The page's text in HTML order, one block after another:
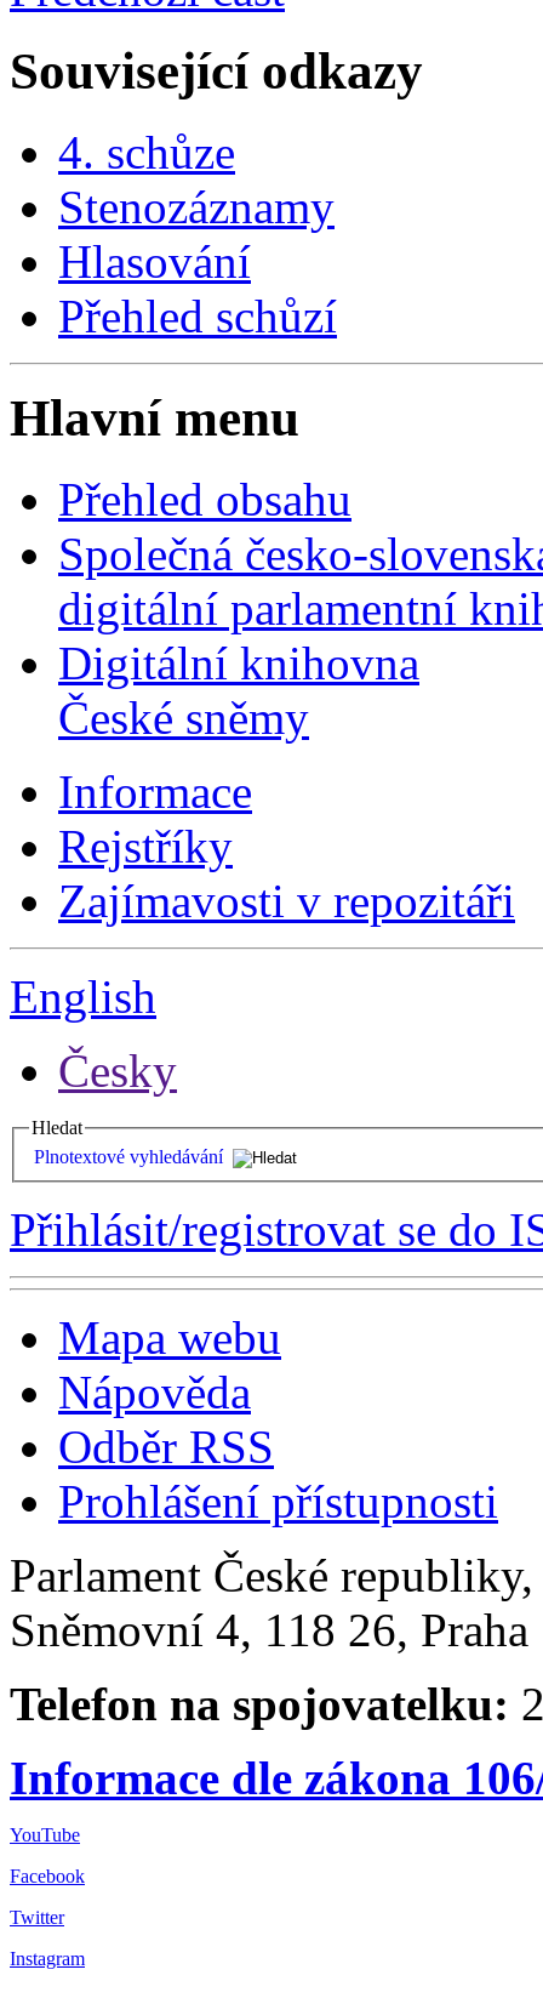
Související odkazy
4. schůze
Stenozáznamy
Hlasování
Přehled schůzí
Hlavní menu
Přehled obsahu
Společná česko-
digitální parlamentní
Digitální knihovna
České sněmy
Informace
Rejstříky
Zajímavosti v repozitáři
English
Česky
Hledat
Plnotextové vyhledávání
Přihlásit/registrovat se do
Mapa webu
Nápověda
Odběr RSS
Prohlášení přístupnosti
Parlament České
Sněmovní 4, 118 26,
Telefon na spojovatelku:
Informace dle zákona
YouTube
Facebook
Twitter
Instagram